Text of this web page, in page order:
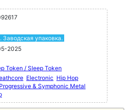
Заводская упаковка.
2025
Token / Sleep Token
Electronic Hip Hop
Progressive & Symphonic Metal